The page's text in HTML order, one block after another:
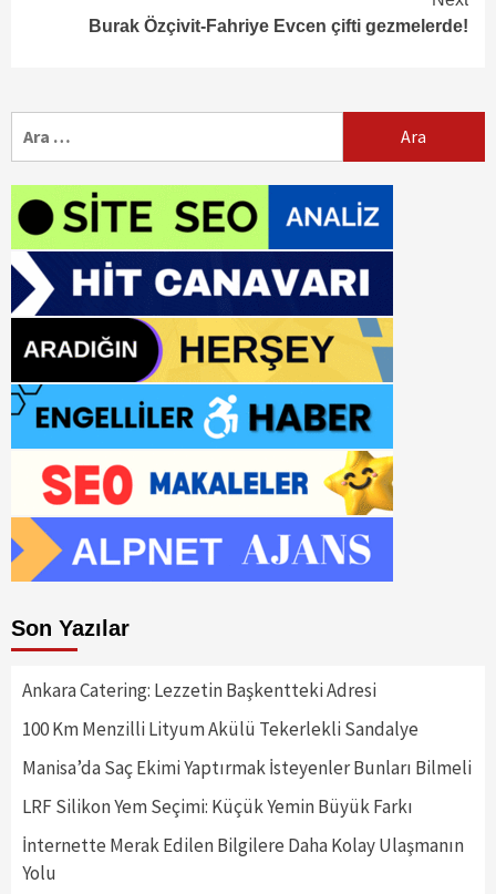
Burak Özçivit-Fahriye Evcen çifti gezmelerde!
Son Yazılar
Ankara Catering: Lezzetin Başkentteki Adresi
100 Km Menzilli Lityum Akülü Tekerlekli Sandalye
Manisa’da Saç Ekimi Yaptırmak İsteyenler Bunları Bilmeli
LRF Silikon Yem Seçimi: Küçük Yemin Büyük Farkı
İnternette Merak Edilen Bilgilere Daha Kolay Ulaşmanın
Yolu